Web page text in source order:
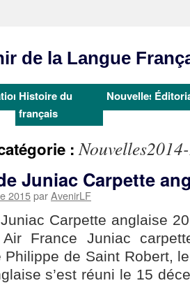
de la Langue
Histoire du
français
Nouvelles
:
Juniac Carpette
2015parAvenirLF
Carpette anglaise
France Juniac
Philippe de Saint Robert,
s’est réuni le 15